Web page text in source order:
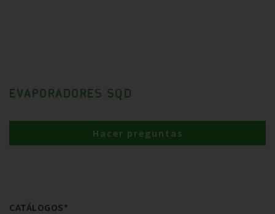
EVAPORADORES SQD
Hacer preguntas
CATÁLOGOS*